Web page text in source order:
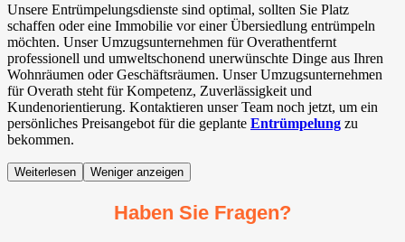
Unsere Entrümpelungsdienste sind optimal, sollten Sie Platz
schaffen oder eine Immobilie vor einer Übersiedlung entrümpeln
möchten. Unser Umzugsunternehmen für Overathentfernt
professionell und umweltschonend unerwünschte Dinge aus Ihren
Wohnräumen oder Geschäftsräumen. Unser Umzugsunternehmen
für Overath steht für Kompetenz, Zuverlässigkeit und
Kundenorientierung. Kontaktieren unser Team noch jetzt, um ein
persönliches Preisangebot für die geplante Entrümpelung zu
bekommen.
Weiterlesen Weniger anzeigen
Haben Sie Fragen?